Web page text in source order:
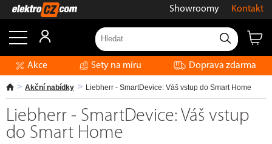
Showroomy Kontakt
Akce Sety na míru Doprava zdarma
Akční nabídky Liebherr - SmartDevice: Váš vstup do Smart Home
Liebherr - SmartDevice: Váš vstup
do Smart Home